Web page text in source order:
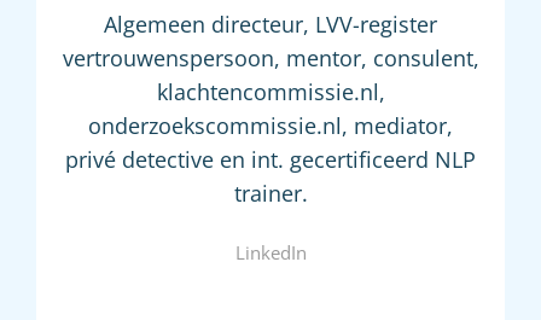
Algemeen directeur, LVV-register
vertrouwenspersoon, mentor, consulent,
klachtencommissie.nl,
onderzoekscommissie.nl, mediator,
privé detective en int. gecertificeerd NLP
trainer.
LinkedIn